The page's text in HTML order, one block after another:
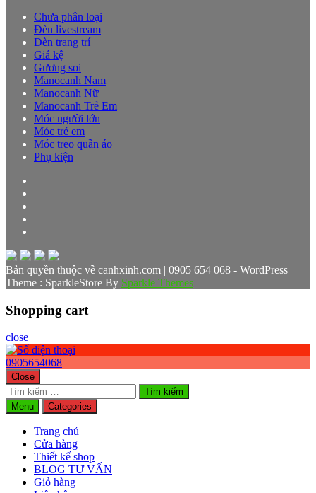
Chưa phân loại
Đèn livestream
Đèn trang trí
Giá kệ
Gương soi
Manocanh Nam
Manocanh Nữ
Manocanh Trẻ Em
Móc người lớn
Móc trẻ em
Móc treo quần áo
Phụ kiện
Bản quyền thuộc về canhxinh.com | 0905 654 068 - WordPress
Theme : SparkleStore By Sparkle Themes
Shopping cart
close
0905654068
Close
Tìm
kiếm
cho:
Menu Categories
Trang chủ
Cửa hàng
Thiết kế shop
BLOG TƯ VẤN
Giỏ hàng